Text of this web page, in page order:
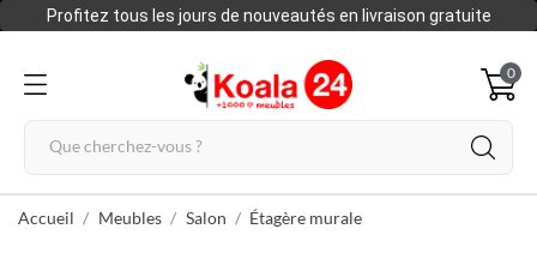
Profitez tous les jours de nouveautés en livraison gratuite
0
Accueil Meubles Salon Étagère murale